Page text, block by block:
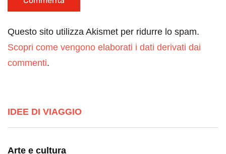
Questo sito utilizza Akismet per ridurre lo spam.
Scopri come vengono elaborati i dati derivati dai
commenti.
IDEE DI VIAGGIO
Arte e cultura